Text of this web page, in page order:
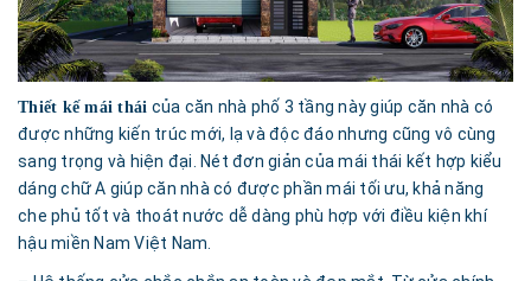
Thiết kế mái thái của căn nhà phố 3 tầng này giúp căn nhà có
được những kiến trúc mới, lạ và độc đáo nhưng cũng vô cùng
sang trọng và hiện đại. Nét đơn giản của mái thái kết hợp kiểu
dáng chữ A giúp căn nhà có được phần mái tối ưu, khả năng
che phủ tốt và thoát nước dễ dàng phù hợp với điều kiện khí
hậu miền Nam Việt Nam.